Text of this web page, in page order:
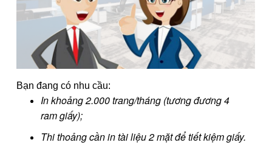
Bạn đang có nhu cầu:
In khoảng 2.000 trang/tháng (tương đương 4
ram giấy);
Thi thoảng cần in tài liệu 2 mặt để tiết kiệm giấy.